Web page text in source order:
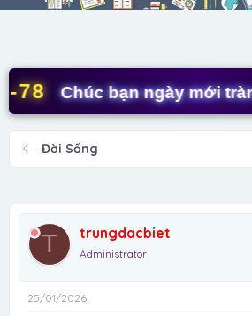
e
s
t
a
r
y
i
Chúc bạn ngày mới tràn
Đời Sống
T trungdacbiet
Administrator
25/01/2026